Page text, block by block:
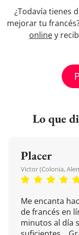
¿Todavía tienes
mejorar tu
onliney
Lo que
Placer
Victor (Colonia,
Me encanta
de francés en
minutos al día